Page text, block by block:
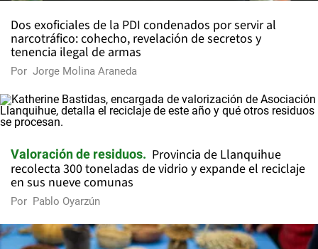
Dos exoficiales de la PDI condenados por servir al
narcotráfico: cohecho, revelación de secretos y
tenencia ilegal de armas
Por Jorge Molina Araneda
Valoración de residuos
Provincia de Llanquihue
recolecta 300 toneladas de vidrio y expande el reciclaje
en sus nueve comunas
Por Pablo Oyarzún